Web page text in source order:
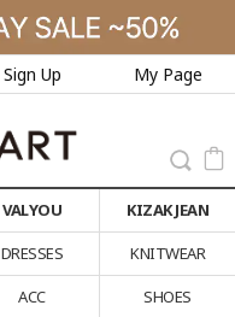
Sign Up My Page
VALYOU
KIZAK JEAN
DRESSES
KNITWEAR
ACC
SHOES